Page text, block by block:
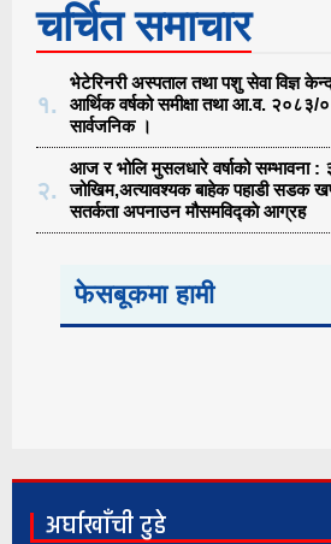
चर्चित समाचार
१.
भेटेरिनरी अस्पताल तथा पशु सेवा विज्ञ
आर्थिक वर्षको समीक्षा तथा आ.व. २०८३/
सार्वजनिक ।
२.
आज र भोलि मुसलधारे वर्षाको सम्भावना :
जोखिम,अत्यावश्यक बाहेक पहाडी सडक
सतर्कता अपनाउन मौसमविद्काे आग्रह
फेसबूकमा हामी
अर्घाखाँची टुडे